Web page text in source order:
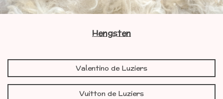
Hengsten
Valentino de Luziers
Vuitton de Luziers